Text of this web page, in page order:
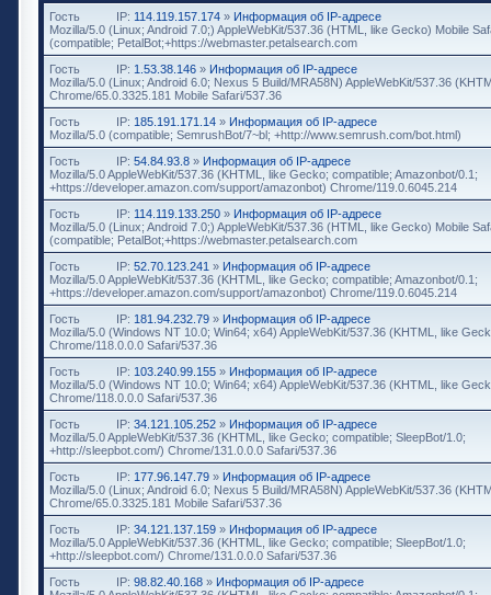
Гость IP: 114.119.157.174 » Информация об IP-адресе
Mozilla/5.0 (Linux; Android 7.0;) AppleWebKit/537.36 (HTML, like Gecko) Mobile
(compatible; PetalBot;+https://webmaster.petalsearch.com
Гость
IP: 1.53.38.146 » Информация об IP-адресе
Mozilla/5.0 (Linux; Android 6.0; Nexus 5 Build/MRA58N) AppleWebKit/537.36
Chrome/65.0.3325.181 Mobile Safari/537.36
Гость
IP: 185.191.171.14 » Информация об IP-адресе
Mozilla/5.0 (compatible; SemrushBot/7~bl; +http://www.semrush.com/bot.html)
Гость
IP: 54.84.93.8 » Информация об IP-адресе
Mozilla/5.0 AppleWebKit/537.36 (KHTML, like Gecko; compatible; Amazonbot/0.1;
+https://developer.amazon.com/support/amazonbot) Chrome/119.0.6045.214
Гость
IP: 114.119.133.250 » Информация об IP-адресе
Mozilla/5.0 (Linux; Android 7.0;) AppleWebKit/537.36 (HTML, like Gecko) Mobile
(compatible; PetalBot;+https://webmaster.petalsearch.com
Гость
IP: 52.70.123.241 » Информация об IP-адресе
Mozilla/5.0 AppleWebKit/537.36 (KHTML, like Gecko; compatible; Amazonbot/0.1;
+https://developer.amazon.com/support/amazonbot) Chrome/119.0.6045.214
Гость
IP: 181.94.232.79 » Информация об IP-адресе
Mozilla/5.0 (Windows NT 10.0; Win64; x64) AppleWebKit/537.36 (KHTML, like
Chrome/118.0.0.0 Safari/537.36
Гость
IP: 103.240.99.155 » Информация об IP-адресе
Mozilla/5.0 (Windows NT 10.0; Win64; x64) AppleWebKit/537.36 (KHTML, like
Chrome/118.0.0.0 Safari/537.36
Гость
IP: 34.121.105.252 » Информация об IP-адресе
Mozilla/5.0 AppleWebKit/537.36 (KHTML, like Gecko; compatible; SleepBot/1.0;
+http://sleepbot.com/) Chrome/131.0.0.0 Safari/537.36
Гость
IP: 177.96.147.79 » Информация об IP-адресе
Mozilla/5.0 (Linux; Android 6.0; Nexus 5 Build/MRA58N) AppleWebKit/537.36
Chrome/65.0.3325.181 Mobile Safari/537.36
Гость
IP: 34.121.137.159 » Информация об IP-адресе
Mozilla/5.0 AppleWebKit/537.36 (KHTML, like Gecko; compatible; SleepBot/1.0;
+http://sleepbot.com/) Chrome/131.0.0.0 Safari/537.36
Гость
IP: 98.82.40.168 » Информация об IP-адресе